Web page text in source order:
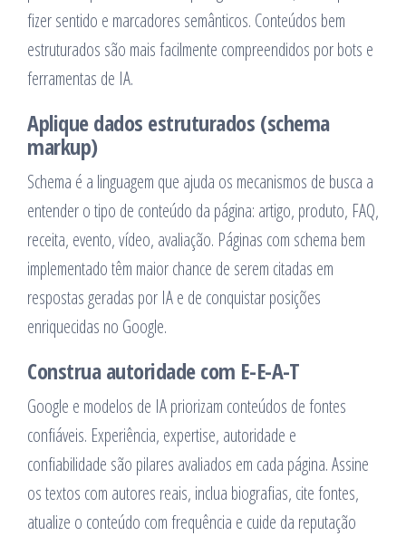
fizer sentido e marcadores semânticos. Conteúdos bem
estruturados são mais facilmente compreendidos por bots e
ferramentas de IA.
Aplique dados estruturados (schema
markup)
Schema é a linguagem que ajuda os mecanismos de busca a
entender o tipo de conteúdo da página: artigo, produto, FAQ,
receita, evento, vídeo, avaliação. Páginas com schema bem
implementado têm maior chance de serem citadas em
respostas geradas por IA e de conquistar posições
enriquecidas no Google.
Construa autoridade com E-E-A-T
Google e modelos de IA priorizam conteúdos de fontes
confiáveis. Experiência, expertise, autoridade e
confiabilidade são pilares avaliados em cada página. Assine
os textos com autores reais, inclua biografias, cite fontes,
atualize o conteúdo com frequência e cuide da reputação